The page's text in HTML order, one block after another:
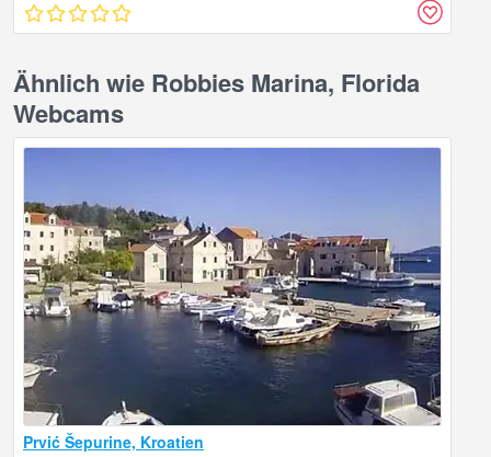
Ähnlich wie Robbies Marina, Florida
Webcams
Prvić Šepurine, Kroatien